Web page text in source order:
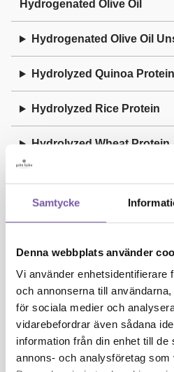
Samtycke
Denna webbplats använder
Vi använder enhetsidentifierare
och annonserna till
för sociala medier och
vidarebefordrar även sådana
information från din enhet till de
annons- och analysföretag
Hydrogenated Olive Oil
Hydrogenated Olive Oil
Hydrolyzed Quinoa Protein
Hydrolyzed Rice Protein
Hydrolyzed Wheat Protein
I
Illite
Isoamyl Laurate
Isoeugenol
J
Juniperus Communis Oil